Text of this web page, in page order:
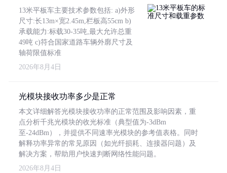
13米平板车主要技术参数包括: a)外形
尺寸:长13m×宽2.45m,栏板高55cm b)
承载能力:标载30-35吨,最大允许总重
49吨 c)符合国家道路车辆外廓尺寸及
轴荷限值标准
2026年8月4日
光模块接收功率多少是正常
本文详细解答光模块接收功率的正常范围及影响因素，重
点分析千兆光模块的收光标准（典型值为-3dBm
至-24dBm），并提供不同速率光模块的参考值表格。同时
解释功率异常的常见原因（如光纤损耗、连接器问题）及
解决方案，帮助用户快速判断网络性能问题。
2026年8月4日